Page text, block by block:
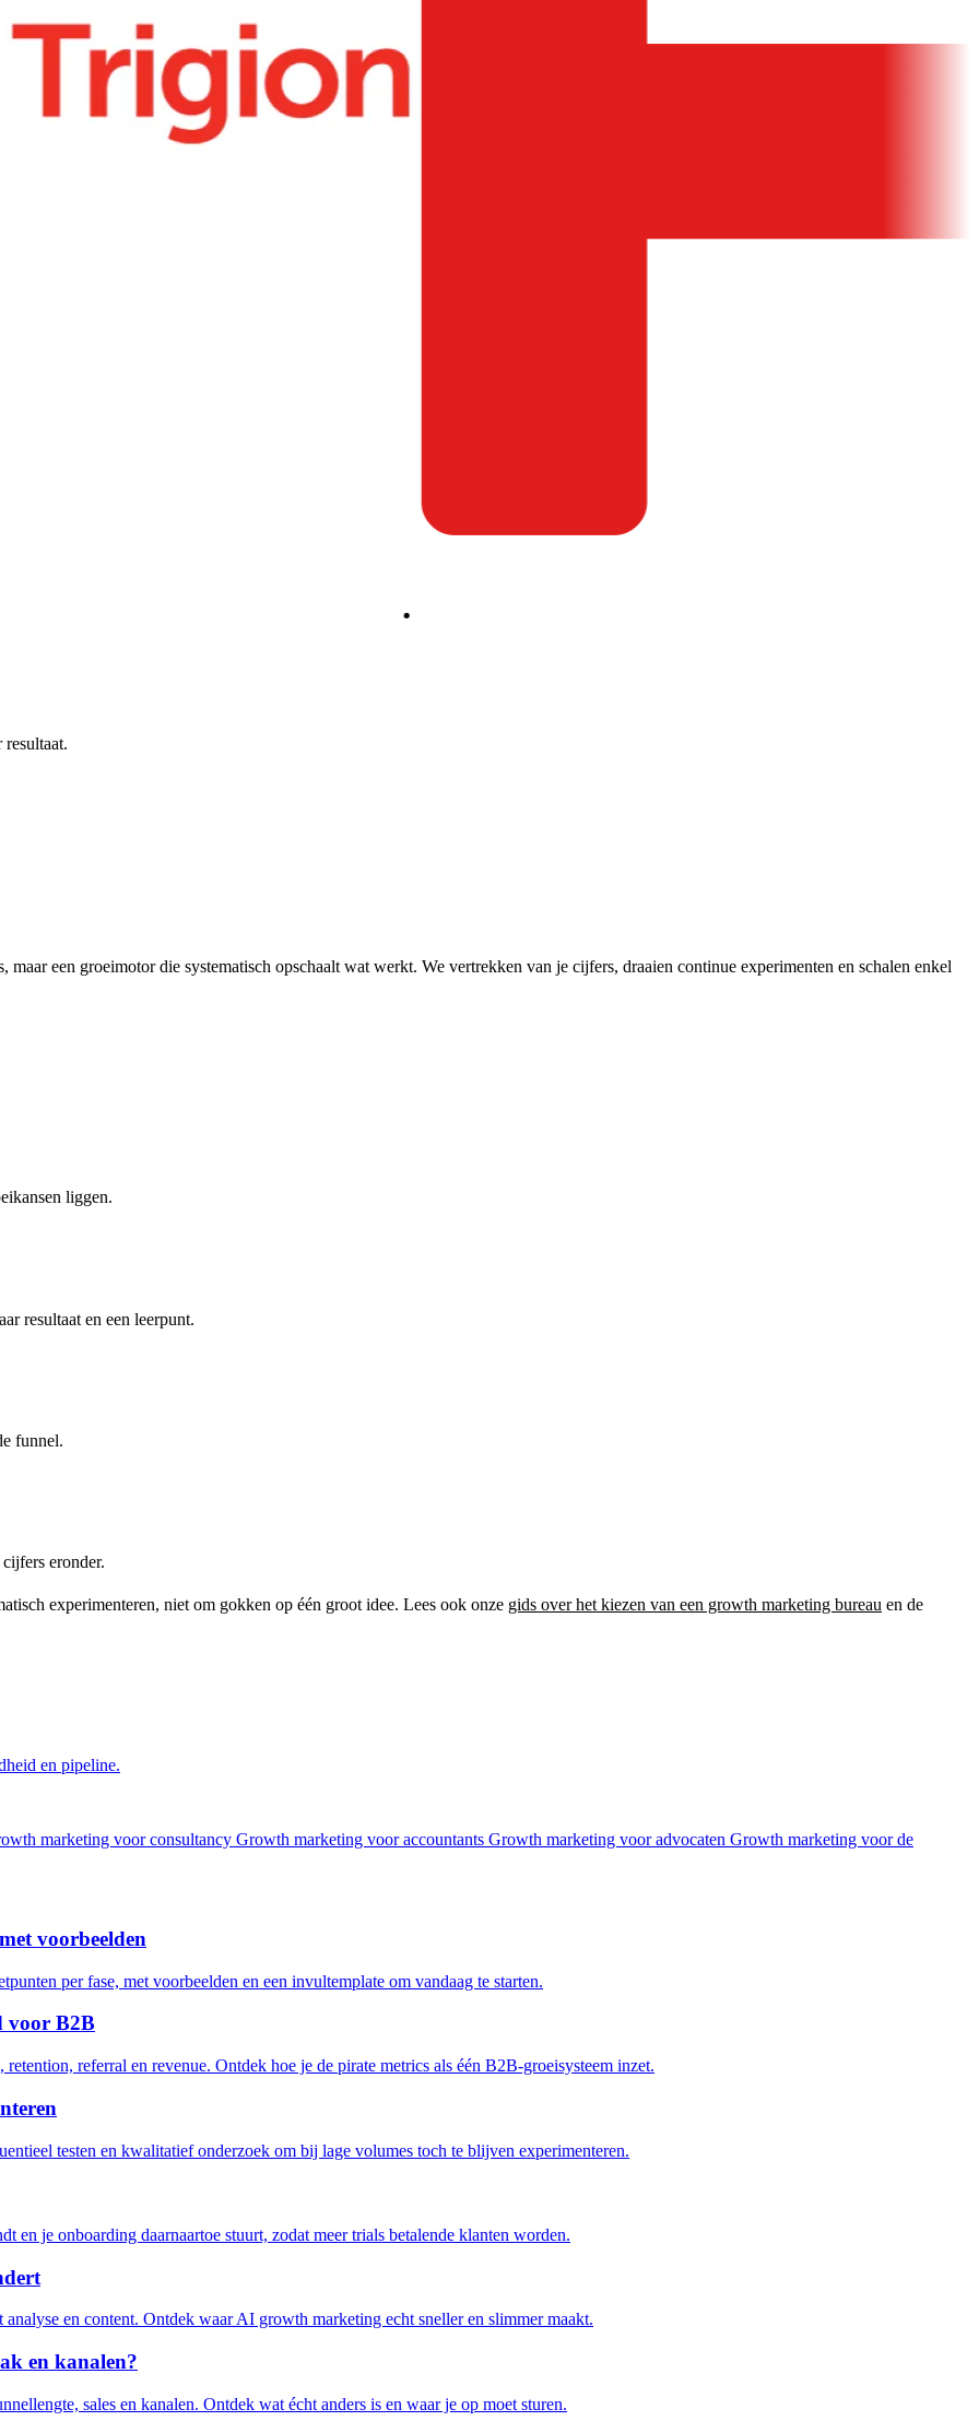
een groeimotor die systematisch opschaalt wat werkt. We vertrekken van je cijfers, draaien continue experimenten en schalen enkel
liggen.
resultaat en een leerpunt.
funnel.
eronder.
experimenteren, niet om gokken op één groot idee. Lees ook onze gids over het kiezen van een growth marketing bureau en de
en pipeline.
marketing voor consultancy Growth marketing voor accountants Growth marketing voor advocaten Growth marketing voor de
voorbeelden
per fase, met voorbeelden en een invultemplate om vandaag te starten.
voor B2B
referral en revenue. Ontdek hoe je de pirate metrics als één B2B-groeisysteem inzet.
testen en kwalitatief onderzoek om bij lage volumes toch te blijven experimenteren.
en je onboarding daarnaartoe stuurt, zodat meer trials betalende klanten worden.
en content. Ontdek waar AI growth marketing echt sneller en slimmer maakt.
en kanalen?
sales en kanalen. Ontdek wat écht anders is en waar je op moet sturen.